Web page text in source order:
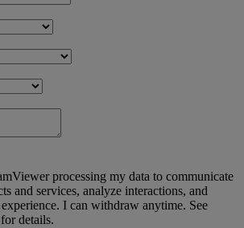
processing my data to communicate
and services, analyze interactions, and
I can withdraw anytime. See
for details.